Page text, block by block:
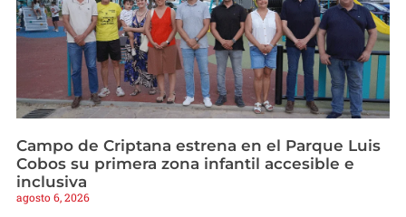
Campo de Criptana estrena en el Parque Luis
Cobos su primera zona infantil accesible e
inclusiva
agosto 6, 2026